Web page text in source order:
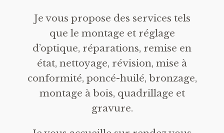
Je vous propose des services tels
que le montage et réglage
d’optique, réparations, remise en
état, nettoyage, révision, mise à
conformité, poncé-huilé, bronzage,
montage à bois, quadrillage et
gravure.